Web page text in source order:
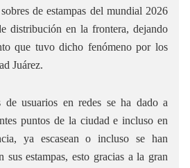
de estampas del mundial 2026
distribución en la frontera, dejando
que tuvo dicho fenómeno por los
Juárez.
de usuarios en redes se ha dado a
puntos de la ciudad e incluso en
ya escasean o incluso se han
sus estampas, esto gracias a la gran